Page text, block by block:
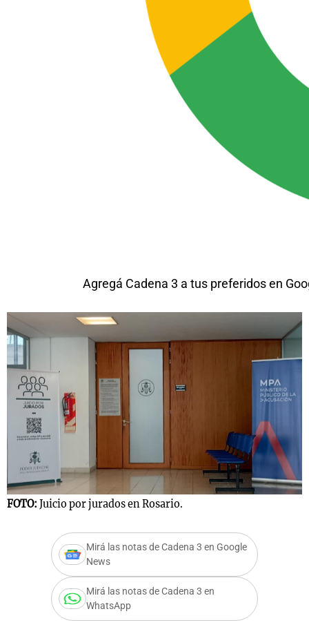
Agregá Cadena 3 a tus preferidos en
FOTO: Juicio por jurados en Rosario.
Mirá las notas de Cadena 3 en Google
News
Mirá las notas de Cadena 3 en
WhatsApp